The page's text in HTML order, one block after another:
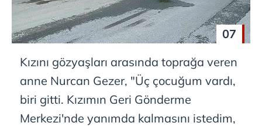
07
Kızını gözyaşları arasında toprağa veren
anne Nurcan Gezer, "Üç çocuğum vardı,
biri gitti. Kızımın Geri Gönderme
Merkezi'nde yanımda kalmasını istedim,